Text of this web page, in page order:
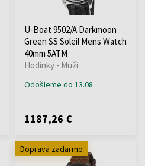
U-Boat 9502/A Darkmoon
Green SS Soleil Mens Watch
40mm 5ATM
Hodinky - Muži
Odošleme do 13.08.
1187,26 €
Doprava zadarmo